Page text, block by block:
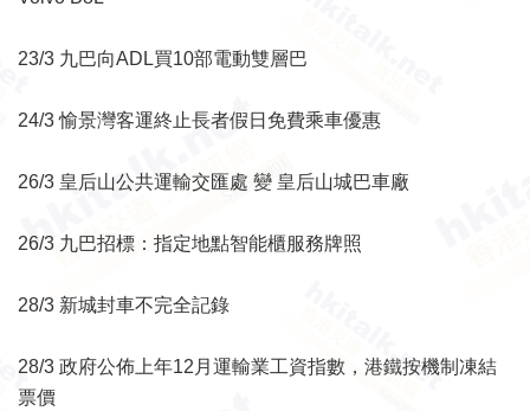
23/3 九巴向ADL買10部電動雙層巴
24/3 愉景灣客運終止長者假日免費乘車優惠
26/3 皇后山公共運輸交匯處 變 皇后山城巴車廠
26/3 九巴招標：指定地點智能櫃服務牌照
28/3 新城封車不完全記錄
28/3 政府公佈上年12月運輸業工資指數，港鐵按機制凍結
票價